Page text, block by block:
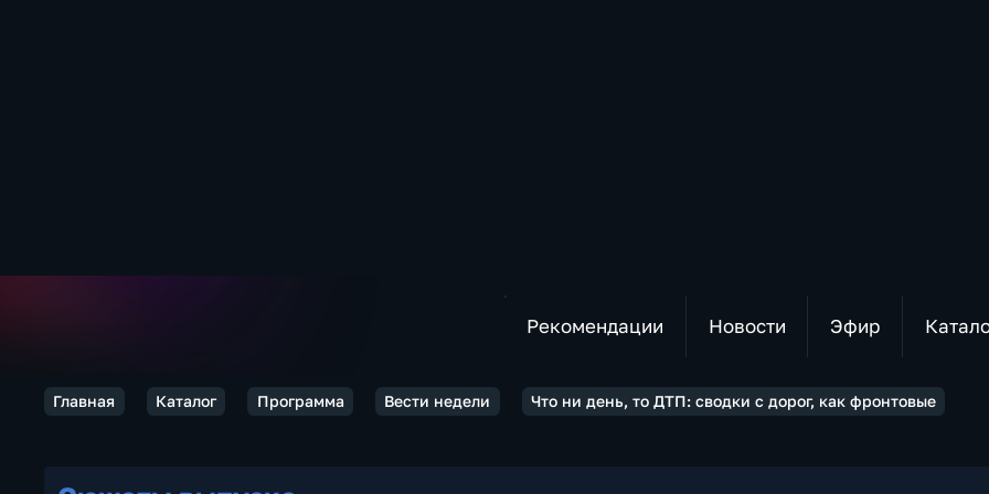
Рекомендации Новости Эфир
Главная Каталог Программа Вести недели Что ни день, то ДТП: сводки с дорог, как фронтовые